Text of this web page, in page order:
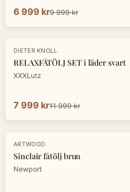
6 999 kr9 999 kr
-33%
DIETER KNOLL
RELAXFÅTÖLJ SET i läder svart
XXXLutz
7 999 kr11 999 kr
ARTWOOD
Sinclair fåtölj brun
Newport